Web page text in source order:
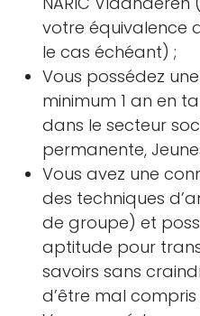
votre équivalence
le cas échéant) ;
Vous possédez
minimum 1 an en
dans le secteur
permanente,
Vous avez une
des techniques
de groupe) et
aptitude pour
savoirs sans
d’être mal compris